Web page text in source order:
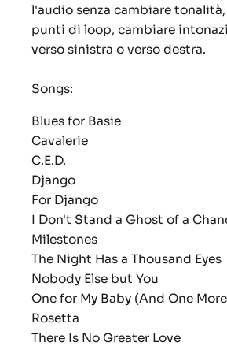
l'audio senza cambiare
punti di loop, cambiare
verso sinistra o verso destra.
Songs:
Blues for Basie
Cavalerie
C.E.D.
Django
For Django
I Don't Stand a Ghost of a
Milestones
The Night Has a Thousand Eyes
Nobody Else but You
One for My Baby (And One
Rosetta
There Is No Greater Love